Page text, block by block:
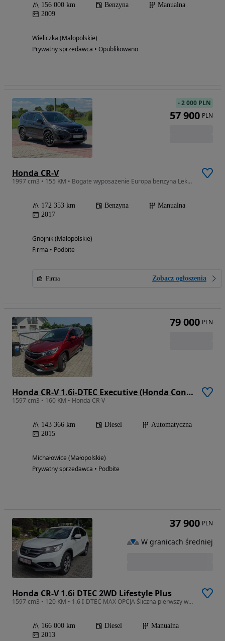
156 000 km Benzyna
Manualna
2009
Wieliczka (Małopolskie)
Prywatny sprzedawca • Opublikowano
Honda CR-V
1997 cm3 • 155 KM • Bogate wyposażenie Europa benzyna Lekko uszkodzona
172 353 km Benzyna
Manualna
2017
Gnojnik (Małopolskie)
Firma • Podbite
Firma Zobacz ogłoszenia
-2 000 PLN
57 900 PLN
Honda CR-V 1.6i-DTEC Executive (Honda Connect+)
1597 cm3 • 160 KM • Honda CR-V
143 366 km Diesel
Automatyczna
2015
Michałowice (Małopolskie)
Prywatny sprzedawca • Podbite
79 000 PLN
Honda CR-V 1.6i DTEC 2WD Lifestyle Plus
1597 cm3 • 120 KM • 1.6 I-DTEC MAX OPCJA Śliczna pierwszy właściciel bezwypadkowa!!!
166 000 km Diesel
Manualna
2013
37 900 PLN
W granicach średniej